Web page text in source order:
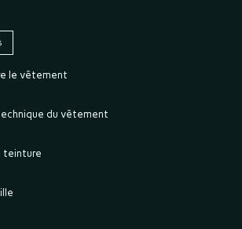
le vêtement
du vêtement
teinture